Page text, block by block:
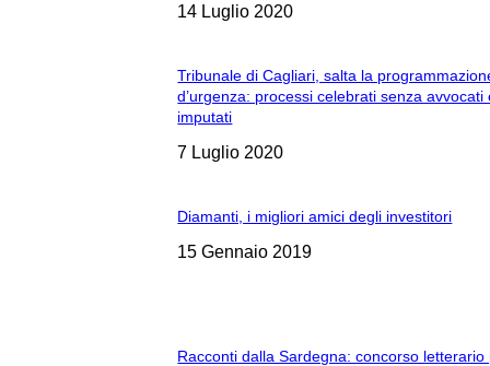
14 Luglio 2020
Tribunale di Cagliari, salta la
d’urgenza: processi celebrati senza avvocati
imputati
7 Luglio 2020
Diamanti, i migliori amici degli investitori
15 Gennaio 2019
Racconti dalla Sardegna: concorso letterario